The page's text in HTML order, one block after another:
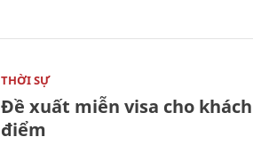
THỜI SỰ
Đề xuất miễn visa cho
điểm